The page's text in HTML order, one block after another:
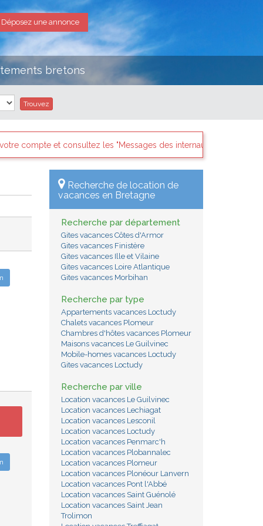
une annonce
bretons
des internautes pressés" il y a sans doute des demandes qui
Recherche de location de
vacances en Bretagne
Recherche par département
Gites vacances Côtes d'Armor
Gites vacances Finistère
Gites vacances Ille et Vilaine
Gites vacances Loire Atlantique
Gites vacances Morbihan
Recherche par type
Appartements vacances Loctudy
Chalets vacances Plomeur
Chambres d'hôtes vacances Plomeur
Maisons vacances Le Guilvinec
Mobile-homes vacances Loctudy
Gites vacances Loctudy
Recherche par ville
Location vacances Le Guilvinec
Location vacances Lechiagat
Location vacances Lesconil
Location vacances Loctudy
Location vacances Penmarc'h
Location vacances Plobannalec
Location vacances Plomeur
Location vacances Plonéour Lanvern
Location vacances Pont l'Abbé
Location vacances Saint Guénolé
Location vacances Saint Jean
Trolimon